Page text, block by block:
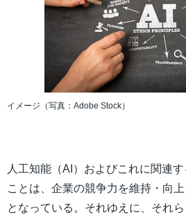
イメージ（写真：Adobe Stock）
人工知能（AI）およびこれに関連
ことは、企業の競争力を維持・向
となっている。それゆえに、それ